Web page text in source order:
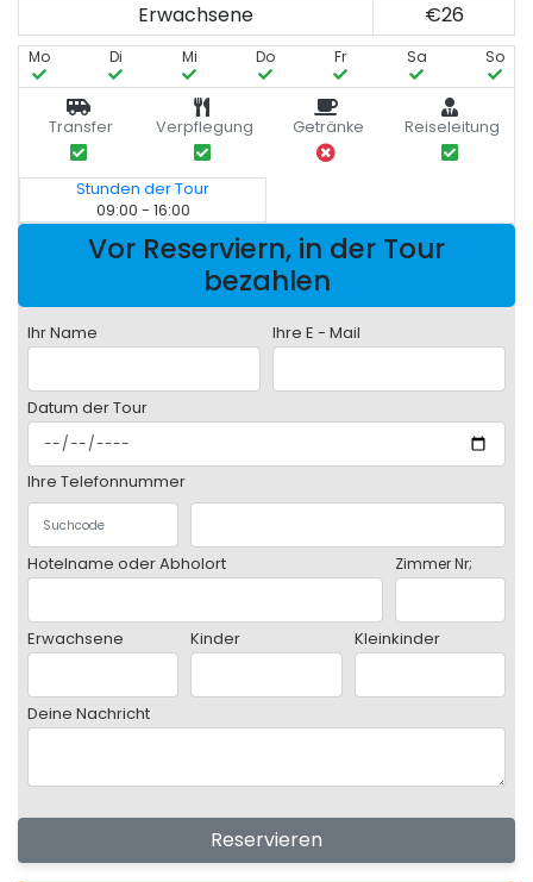
Erwachsene
€26
Mo Di Mi Do Fr Sa So
Transfer Verpflegung Getränke Reiseleitung
Stunden der Tour
09:00 - 16:00
Vor Reserviern, in der Tour
bezahlen
Ihr Name Ihre E - Mail
Datum der Tour
Ihre Telefonnummer
Hotelname oder Abholort Zimmer Nr;
Erwachsene Kinder Kleinkinder
Deine Nachricht
Reservieren